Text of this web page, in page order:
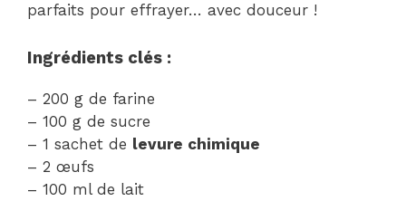
parfaits pour effrayer… avec douceur !
Ingrédients clés :
– 200 g de farine
– 100 g de sucre
– 1 sachet de levure chimique
– 2 œufs
– 100 ml de lait